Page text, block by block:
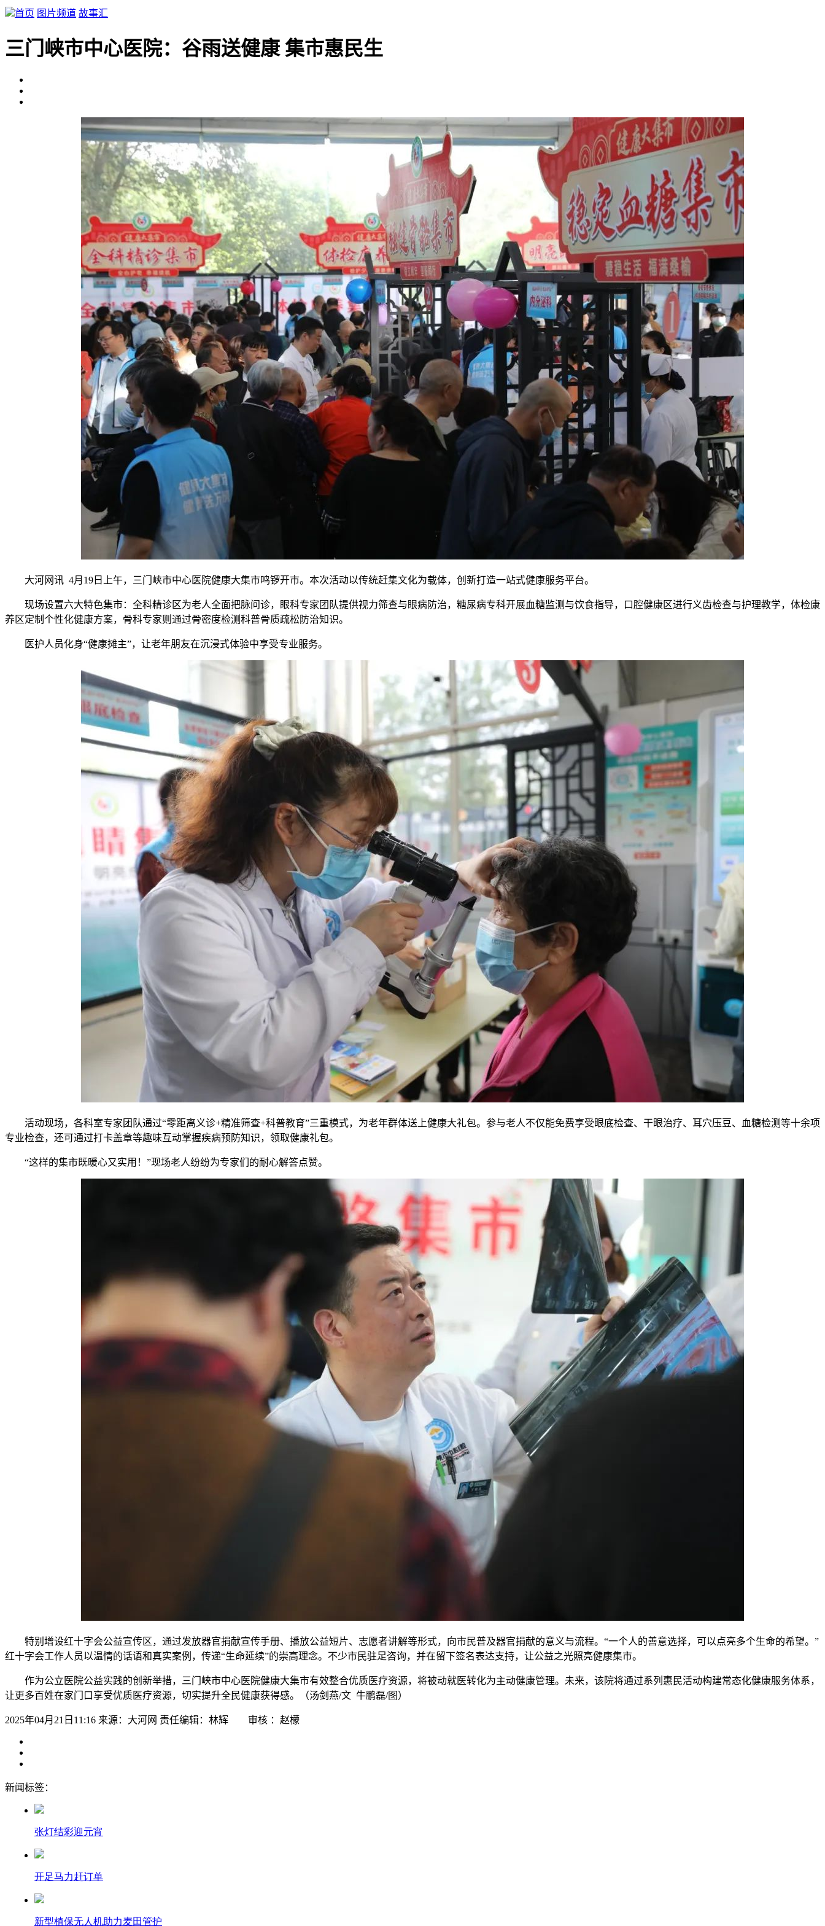
首页 图片频道 故事汇
三门峡市中心医院：谷雨送健康 集市惠民生
大河网讯 4月19日上午，三门峡市中心医院健康大集市鸣锣开市。本次活动以传统赶集文化为载体，创新打造一站式健康服务平台。
现场设置六大特色集市：全科精诊区为老人全面把脉问诊，眼科专家团队提供视力筛查与眼病防治，糖尿病专科开展血糖监测与饮食指导，口腔健康区进行义齿检查与护理教学，体检康
养区定制个性化健康方案，骨科专家则通过骨密度检测科普骨质疏松防治知识。
医护人员化身“健康摊主”，让老年朋友在沉浸式体验中享受专业服务。
活动现场，各科室专家团队通过“零距离义诊+精准筛查+科普教育”三重模式，为老年群体送上健康大礼包。参与老人不仅能免费享受眼底检查、干眼治疗、耳穴压豆、血糖检测等十余项
专业检查，还可通过打卡盖章等趣味互动掌握疾病预防知识，领取健康礼包。
“这样的集市既暖心又实用！”现场老人纷纷为专家们的耐心解答点赞。
特别增设红十字会公益宣传区，通过发放器官捐献宣传手册、播放公益短片、志愿者讲解等形式，向市民普及器官捐献的意义与流程。“一个人的善意选择，可以点亮多个生命的希望。”
红十字会工作人员以温情的话语和真实案例，传递“生命延续”的崇高理念。不少市民驻足咨询，并在留下签名表达支持，让公益之光照亮健康集市。
作为公立医院公益实践的创新举措，三门峡市中心医院健康大集市有效整合优质医疗资源，将被动就医转化为主动健康管理。未来，该院将通过系列惠民活动构建常态化健康服务体系，
让更多百姓在家门口享受优质医疗资源，切实提升全民健康获得感。（汤剑燕/文 牛鹏磊/图）
2025年04月21日11:16 来源：大河网 责任编辑：林辉 审核 ：赵檬
新闻标签：